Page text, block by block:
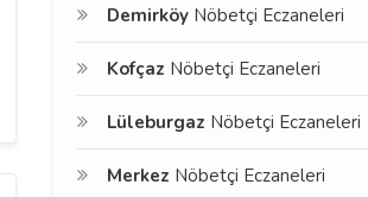
Demirköy Nöbetçi Eczaneleri
Kofçaz Nöbetçi Eczaneleri
Lüleburgaz Nöbetçi Eczaneleri
Merkez Nöbetçi Eczaneleri